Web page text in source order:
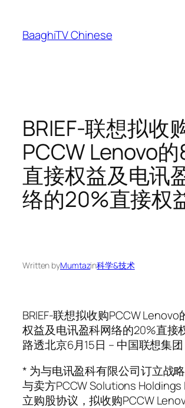
content
BaaghiTV Chinese
BRIEF-联想拟收
PCCW Lenovo
直接权益及电讯
络的20%直接权
Written byMumtazin科学&技术
BRIEF-联想拟收购PCCW
权益及电讯盈科网络的20%直接
路透北京6月15日 – 中国联想集团
* 为与电讯盈科有限公司订立战
与卖方PCCW Solutions
立购股协议，拟收购PCCW